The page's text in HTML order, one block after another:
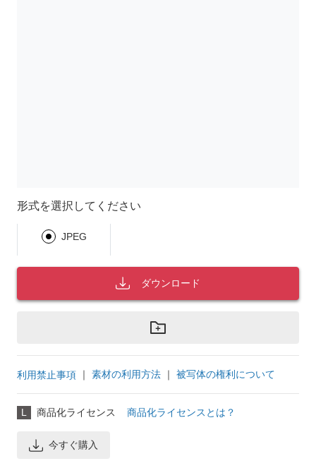
形式を選択してください
JPEG
ダウンロード
利用禁止事項 ｜ 素材の利用方法 ｜ 被写体の権利について
L 商品化ライセンス 商品化ライセンスとは？
今すぐ購入